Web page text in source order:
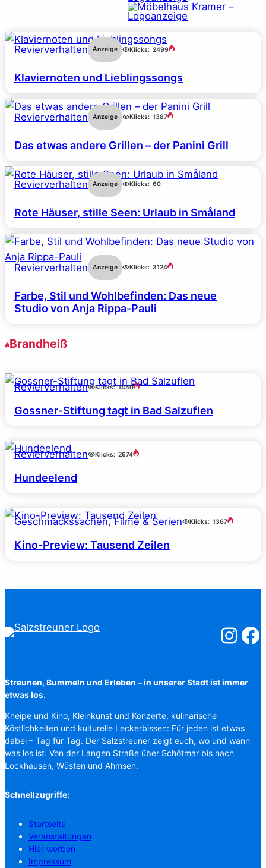
Revierverhalten Anzeige Klicks: 2499
Klaviernoten und Lieblingssongs
Revierverhalten Anzeige Klicks: 1387
Das etwas andere Grillen – der Panini Grill
Revierverhalten Anzeige Klicks: 60
Rote Häuser, stille Seen: Urlaub in Småland
Revierverhalten Anzeige Klicks: 3124
Farbe, Stil und Wohlbefinden: Das neue
Studio von Anja Rippa-Pauli
Brandheiß
Revierverhalten Klicks: 1450
Gossner-Stiftung tagt in Bad Salzuflen
Revierverhalten Klicks: 2674
Hundeelend
Geschmackssachen, Filme & Serien Klicks: 1367
Kino-Preview: Tausend Zeilen
Streunen, Bummeln und Erleben – in unserer Stadt ist immer
etwas los.
Kneipe und Kino, Kleinkunst und Konzerte, kulinarische
Köstlichkeiten und kulturelle Leckerbissen: Für jeden ist etwas
dabei – Tag für Tag. Der Salzstreuner zeigt euch, wo und wann
was los ist. Von der Langen Straße über Schötmar bis nach
Lockhausen, Wüsten und Ahmsen.
Schnellzugriffe:
Startseite
Veranstaltungen
Hier werben
Impressum